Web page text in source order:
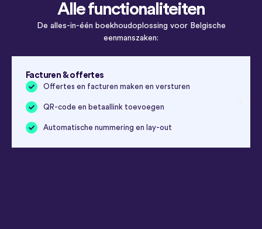
Alle functionaliteiten
De alles-in-één boekhoudoplossing voor Belgische
eenmanszaken:
Facturen & offertes
Offertes en facturen maken en versturen
QR-code en betaallink toevoegen
Automatische nummering en lay-out